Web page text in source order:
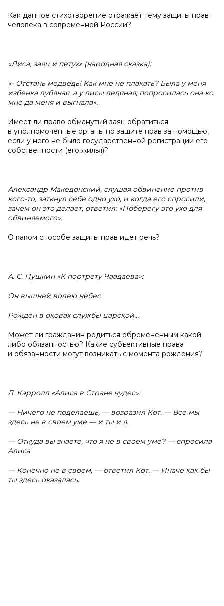
Как данное стихотворение отражает тему защиты прав
человека в современной России?
«Лиса, заяц и петух» (народная сказка):
«- Отстань медведь! Как мне не плакать? Была у меня
избенка лубяная, а у лисы ледяная; попросилась она ко
мне да меня и выгнала».
Имеет ли право обманутый заяц обратиться
в уполномоченные органы по защите прав за помощью,
если у него не было государственной регистрации его
собственности (его жилья)?
Александр Македонский, слушая обвинение против
кого-то, заткнул себе одно ухо, и когда его спросили,
зачем он это делает, ответил: «Поберегу это ухо для
обвиняемого».
О каком способе защиты прав идет речь?
А. С. Пушкин «К портрету Чаадаева»:
Он вышней волею небес
Рожден в оковах службы царской…
Может ли гражданин родиться обремененным какой-
либо обязанностью? Какие субъективные права
и обязанности могут возникать с момента рождения?
Л. Кэрролл «Алиса в Стране чудес»:
— Ничего не поделаешь, — возразил Кот. — Все мы
здесь не в своем уме — и ты и я.
— Откуда вы знаете, что я не в своем уме? — спросила
Алиса.
— Конечно не в своем, — ответил Кот. — Иначе как бы
ты здесь оказалась.